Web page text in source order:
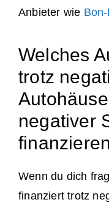
Anbieter wie
Welches
trotz
negativer
finanzieren
Wenn du dich
finanziert trotz